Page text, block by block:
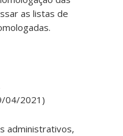
as listas de
04/2021)
administrativos,